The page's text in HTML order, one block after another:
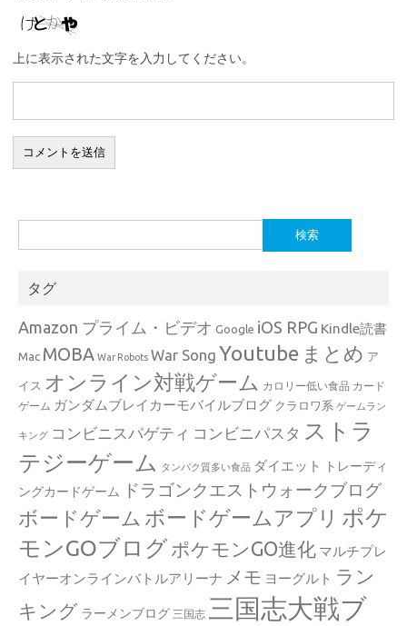
上に表示された文字を入力してください。
索:
タグ
Amazon プライム・ビデオ Google iOS RPG Kindle読書
Mac MOBA War Robots War Song Youtube まとめ ア
イス オンライン対戦ゲーム カロリー低い食品 カード
ゲーム ガンダムブレイカーモバイルブログ クラロワ系 ゲームラン
キング コンビニスパゲティ コンビニパスタ ストラ
テジーゲーム
タンパク質多い食品 ダイエット
トレーディ
ングカードゲーム
ドラゴンクエストウォークブログ
ボードゲーム ボードゲームアプリ ポケ
モンGOブログポケモンGO進化 マルチプレ
イヤーオンラインバトルアリーナ メモ ヨーグルト ラン
キング ラーメンブログ 三国志 三国志大戦ブ